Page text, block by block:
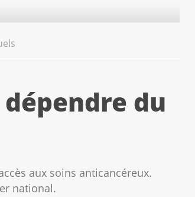
dépendre du
aux soins anticancéreux.
national.